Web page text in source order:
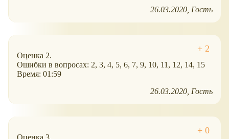
26.03.2020 Гость
Оценка 2.
Ошибки в вопросах: 2, 3, 4, 5, 6, 7, 9, 10, 11, 12, 14, 15
Время: 01:59
26.03.2020 Гость